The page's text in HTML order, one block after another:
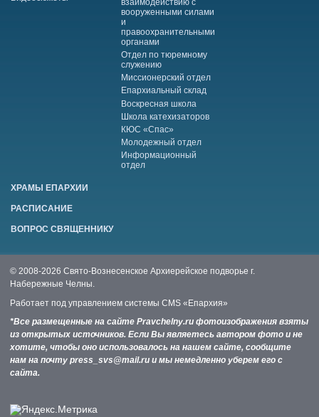
вооруженными силами
и
правоохранительными
органами
Отдел по тюремному
служению
Миссионерский отдел
Епархиальный склад
Воскресная школа
Школа катехизаторов
КЮС «Спас»
Молодежный отдел
Информационный
отдел
ХРАМЫ ЕПАРХИИ
РАСПИСАНИЕ
ВОПРОС СВЯЩЕННИКУ
© 2008-2026 Свято-Вознесенское Архиерейское подворье г.
Набережные Челны.
Работает под управлением системы CMS «Епархия»
*Все размещенные на сайте Pravchelny.ru фотоизображения взяты
из открытых источников. Если Вы являетесь автором фото и не
хотите, чтобы оно использовалось на нашем сайте, сообщите
нам на почту press_svs@mail.ru и мы немедленно уберем его с
сайта.